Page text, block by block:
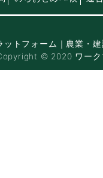
ットフォーム｜農業・
© 2020 ワーク